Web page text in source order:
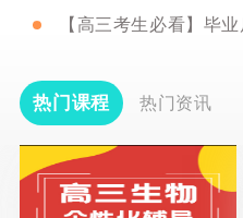
热门课程 热门资讯